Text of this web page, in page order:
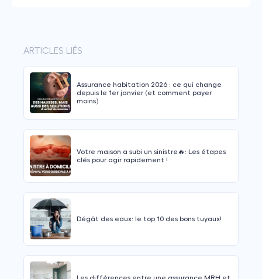
ARTICLES LIÉS
Assurance habitation 2026 : ce qui change
depuis le 1er janvier (et comment payer
moins)
Votre maison a subi un sinistre🔥: Les étapes
clés pour agir rapidement !
Dégât des eaux: le top 10 des bons tuyaux!